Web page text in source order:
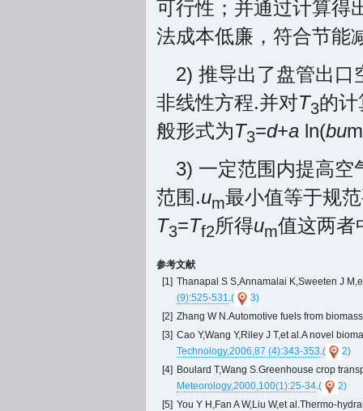
可行性；并通过计算得
法成本低廉，符合节能
2) 推导出了盘管出口
非线性方程.并对T3的
般形式为T3=d+a ln(bu
3) 一定范围内提高空
范围.um最小值等于规
T3=Tf2所得um值这两者
参考文献
[1] Thanapal S S,Annamalai K,Sweeten J
(9):525-531.(
3)
[2] Zhang W N.Automotive fuels from
[3] Cao Y,Wang Y,Riley J T,et al.A novel
Technology,2006,87 (4):343-353.(
2)
[4] Boulard T,Wang S.Greenhouse crop
Meteorology,2000,100(1):25-34.(
2)
[5] You Y H,Fan A W,Liu W,et al.Thermo-